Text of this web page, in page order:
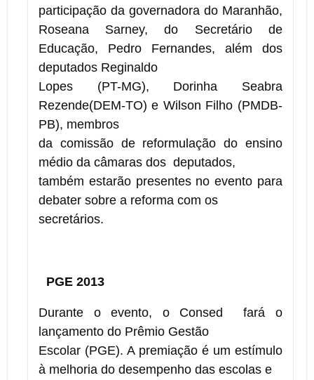
participação da governadora do Maranhão,
Roseana Sarney, do Secretário de
Educação, Pedro Fernandes, além dos
deputados Reginaldo
Lopes (PT-MG), Dorinha Seabra
Rezende(DEM-TO) e Wilson Filho (PMDB-
PB), membros
da comissão de reformulação do ensino
médio da câmaras dos deputados,
também estarão presentes no evento para
debater sobre a reforma com os
secretários.
PGE 2013
Durante o evento, o Consed fará o
lançamento do Prêmio Gestão
Escolar (PGE). A premiação é um estímulo
à melhoria do desempenho das escolas e